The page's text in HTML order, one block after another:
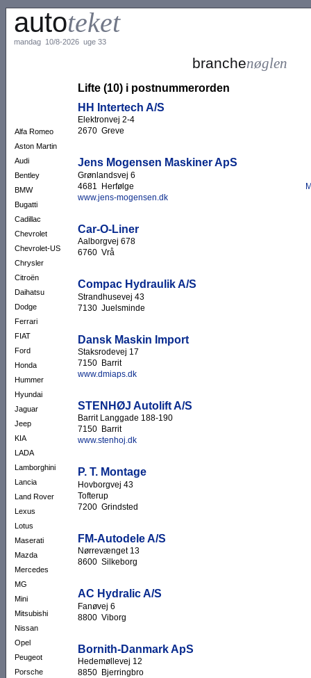
autoteket
mandag 10/8-2026 uge 33
Alfa Romeo
Aston Martin
Audi
Bentley
BMW
Bugatti
Cadillac
Chevrolet
Chevrolet-US
Chrysler
Citroën
Daihatsu
Dodge
Ferrari
FIAT
Ford
Honda
Hummer
Hyundai
Jaguar
Jeep
KIA
LADA
Lamborghini
Lancia
Land Rover
Lexus
Lotus
Maserati
Mazda
Mercedes
MG
Mini
Mitsubishi
Nissan
Opel
Peugeot
Porsche
branchenøglen
Lifte (10) i postnummerorden
HH Intertech A/S
Elektronvej 2-4
2670 Greve
Jens Mogensen Maskiner ApS
Grønlandsvej 6
4681 Herfølge
www.jens-mogensen.dk
Car-O-Liner
Aalborgvej 678
6760 Vrå
Compac Hydraulik A/S
Strandhusevej 43
7130 Juelsminde
Dansk Maskin Import
Staksrodevej 17
7150 Barrit
www.dmiaps.dk
STENHØJ Autolift A/S
Barrit Langgade 188-190
7150 Barrit
www.stenhoj.dk
P. T. Montage
Hovborgvej 43
Tofterup
7200 Grindsted
FM-Autodele A/S
Nørrevænget 13
8600 Silkeborg
AC Hydralic A/S
Fanøvej 6
8800 Viborg
Bornith-Danmark ApS
Hedemøllevej 12
8850 Bjerringbro